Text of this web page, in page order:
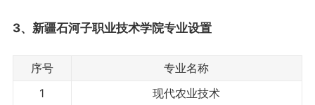
3、新疆石河子职业技术学院专业设置
序号
专业名称
1
现代农业技术